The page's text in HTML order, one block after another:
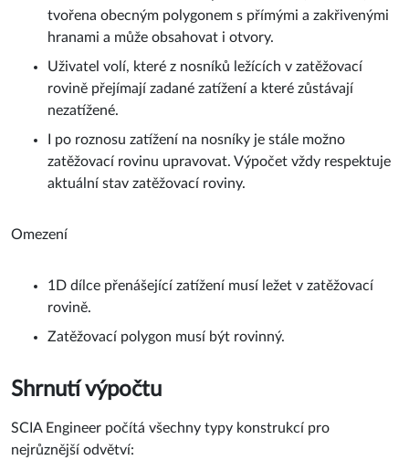
tvořena obecným polygonem s přímými a zakřivenými
hranami a může obsahovat i otvory.
Uživatel volí, které z nosníků ležících v zatěžovací
rovině přejímají zadané zatížení a které zůstávají
nezatížené.
I po roznosu zatížení na nosníky je stále možno
zatěžovací rovinu upravovat. Výpočet vždy respektuje
aktuální stav zatěžovací roviny.
Omezení
1D dílce přenášející zatížení musí ležet v zatěžovací
rovině.
Zatěžovací polygon musí být rovinný.
Shrnutí výpočtu
SCIA Engineer počítá všechny typy konstrukcí pro
nejrůznější odvětví: